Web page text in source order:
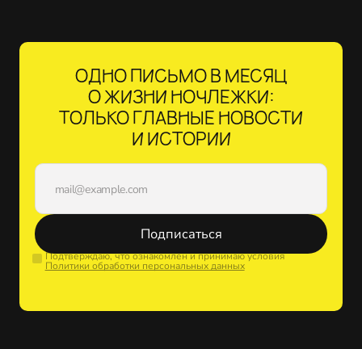
ОДНО ПИСЬМО В МЕСЯЦ
О ЖИЗНИ НОЧЛЕЖКИ:
ТОЛЬКО ГЛАВНЫЕ НОВОСТИ
И ИСТОРИИ
Подписаться
Подтверждаю, что ознакомлен и принимаю условия
Политики обработки персональных данных